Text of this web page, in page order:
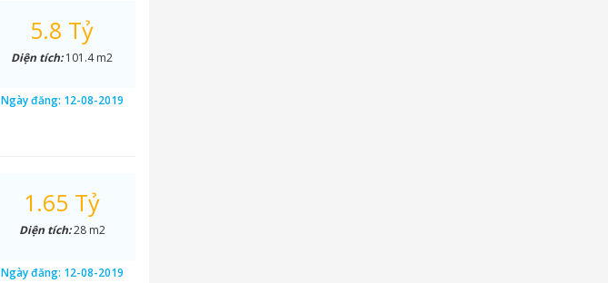
5.8 Tỷ
Diện tích:101.4 m2
Ngày đăng: 12-08-2019
1.65 Tỷ
Diện tích:28 m2
Ngày đăng: 12-08-2019